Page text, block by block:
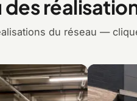
du réseau —